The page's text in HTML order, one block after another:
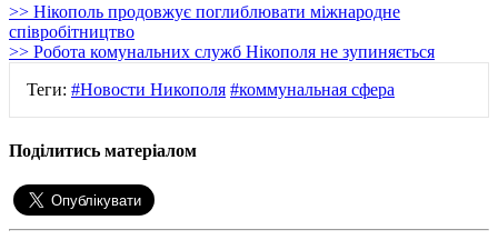
>> Нікополь продовжує поглиблювати міжнародне
співробітництво
>> Робота комунальних служб Нікополя не зупиняється
Теги: #Новости Никополя #коммунальная сфера
Поділитись матеріалом